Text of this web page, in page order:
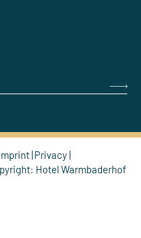
Privacy
Hotel Warmbaderhof